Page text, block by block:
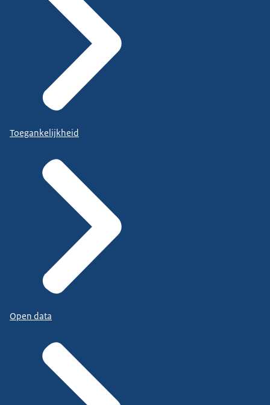
Toegankelijkheid
Open data